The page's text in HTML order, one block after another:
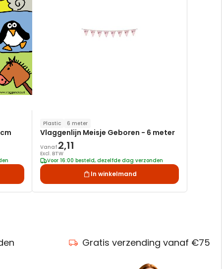
Plastic 6 meter
Vlaggenlijn Meisje Geboren - 6 meter
Vanaf 2,11
Excl. BTW
Voor 16:00 besteld, dezelfde dag verzonden
In winkelmand
Gratis verzending vanaf €75